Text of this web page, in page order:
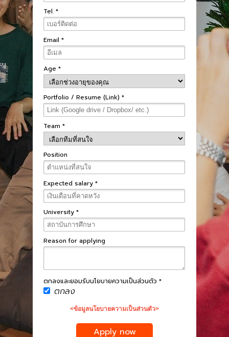
<ข้อมูลนโยบายความเป็นส่วนตัว>
Tel. *
Email *
Age *
Portfolio / Resume (Link) *
Team *
Position
Expected salary *
University *
Reason for applying
ตกลงและยอมรับนโยบายความเป็นส่วนตัว *
ตกลง
Apply now